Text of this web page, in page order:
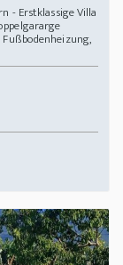
- Erstklassige Villa